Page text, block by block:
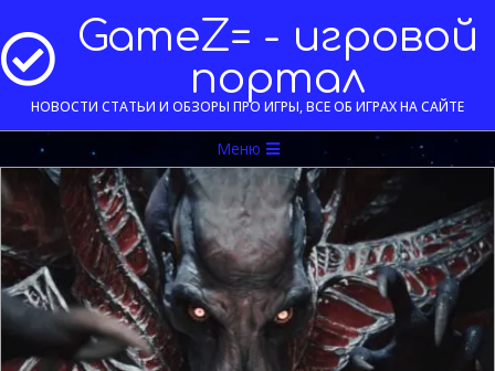
содержимомуGameZ= - игровой
портал
НОВОСТИ СТАТЬИ И ОБЗОРЫ ПРО ИГРЫ, ВСЕ ОБ ИГРАХ НА САЙТЕ
навигации
Меню